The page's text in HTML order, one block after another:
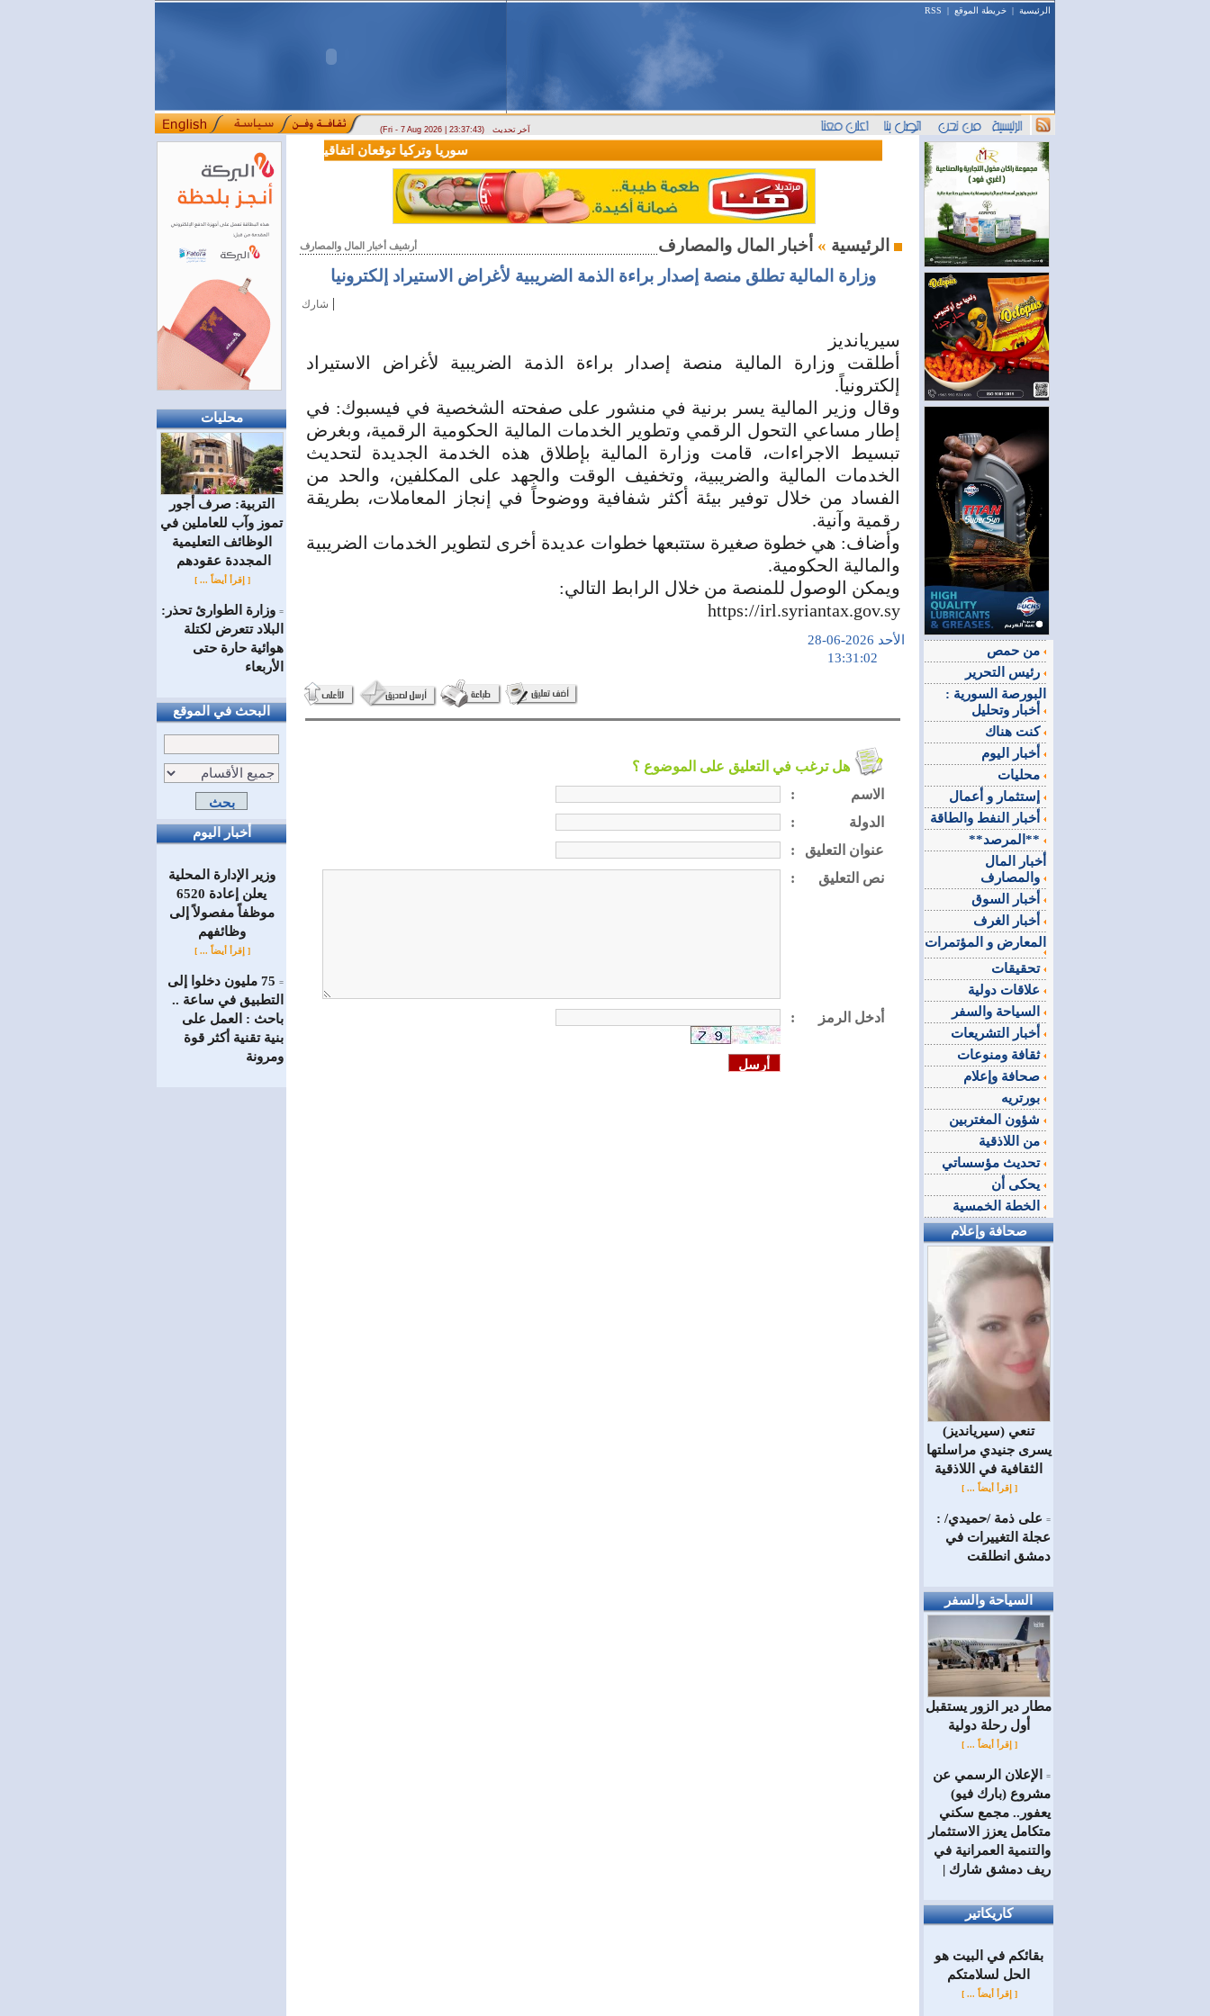
الرئيسية | خريطة الموقع |
RSS
(Fri - 7 Aug 2026 | 23:37:43) آخر تحديث
محليات
التربية: صرف أجور
تموز وآب للعاملين في
الوظائف ‏التعليمية
المجددة عقودهم ‏
[ إقرأ أيضاً ... ]
= وزارة الطوارئ تحذر:
البلاد تتعرض لكتلة
هوائية حارة حتى
الأربعاء
البحث في الموقع
أخبار اليوم
وزير الإدارة المحلية
يعلن إعادة 6520
موظفاً مفصولاً إلى
‏وظائفهم
[ إقرأ أيضاً ... ]
=
75 مليون دخلوا إلى
التطبيق في ساعة ..
باحث : العمل على
بنية تقنية أكثر قوة
ومرونة
سوريا وتركيا توقعان اتفاقية تعاون في مجالي التعليم العالي والبحث العلمي
أرشيف أخبار المال والمصارف الرئيسية »
وزارة المالية تطلق منصة إصدار براءة الذمة الضريبية لأغراض الاستيراد إلكترونيا
شارك |
سيريانديز
أطلقت وزارة المالية منصة إصدار براءة الذمة الضريبية لأغراض الاستيراد
إلكترونياً.
وقال وزير المالية يسر برنية في منشور على صفحته الشخصية في فيسبوك: في
إطار مساعي التحول الرقمي وتطوير الخدمات المالية الحكومية الرقمية، وبغرض
تبسيط الاجراءات، قامت وزارة المالية بإطلاق هذه الخدمة الجديدة لتحديث
الخدمات المالية والضريبية، وتخفيف الوقت والجهد على المكلفين، والحد من
الفساد من خلال توفير بيئة أكثر شفافية ووضوحاً في إنجاز المعاملات، بطريقة
رقمية وآنية.
وأضاف: هي خطوة صغيرة ستتبعها خطوات عديدة أخرى لتطوير الخدمات الضريبية
والمالية الحكومية.
ويمكن الوصول للمنصة من خلال الرابط التالي:
https://irl.syriantax.gov.sy
الأحد 2026-06-28
هل ترغب في التعليق على الموضوع ؟
:
الاسم
:
الدولة
:
عنوان التعليق
:
نص التعليق
: أدخل الرمز
البورصة السورية :
كنت هناك
**المرصد**
أخبار المال
المعارض و المؤتمرات
تحقيقات
ثقافة ومنوعات
تحديث مؤسساتي
صحافة وإعلام
(سيريانديز) تنعي
يسرى جنيدي مراسلتها
الثقافية في اللاذقية
[ إقرأ أيضاً ... ]
= على ذمة /حميدي/ :
عجلة التغييرات في
دمشق انطلقت
السياحة والسفر
مطار دير الزور يستقبل
أول رحلة دولية
[ إقرأ أيضاً ... ]
=
الإعلان الرسمي عن
مشروع (بارك فيو)
يعفور.. مجمع سكني
متكامل يعزز الاستثمار
والتنمية العمرانية في
ريف دمشق شارك |
كاريكاتير
بقائكم في البيت هو
الحل لسلامتكم
[ إقرأ أيضاً ... ]